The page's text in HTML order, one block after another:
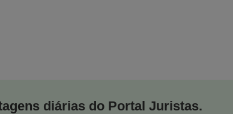
diárias do Portal Juristas.